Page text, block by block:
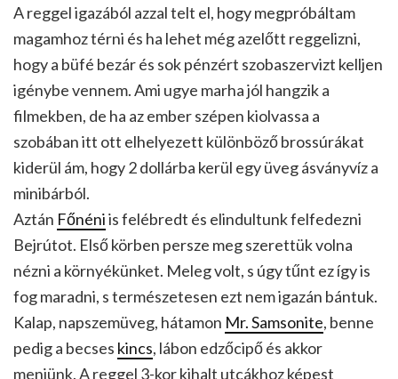
A reggel igazából azzal telt el, hogy megpróbáltam
magamhoz térni és ha lehet még azelőtt reggelizni,
hogy a büfé bezár és sok pénzért szobaszervizt kelljen
igénybe vennem. Ami ugye marha jól hangzik a
filmekben, de ha az ember szépen kiolvassa a
szobában itt ott elhelyezett különböző brossúrákat
kiderül ám, hogy 2 dollárba kerül egy üveg ásványvíz a
minibárból.
Aztán Főnéniis felébredt és elindultunk felfedezni
Bejrútot. Első körben persze meg szerettük volna
nézni a környékünket. Meleg volt, s úgy tűnt ez így is
fog maradni, s természetesen ezt nem igazán bántuk.
Kalap, napszemüveg, hátamon Mr. Samsonite, benne
pedig a becses kincs, lábon edzőcipő és akkor
menjünk. A reggel 3-kor kihalt utcákhoz képest